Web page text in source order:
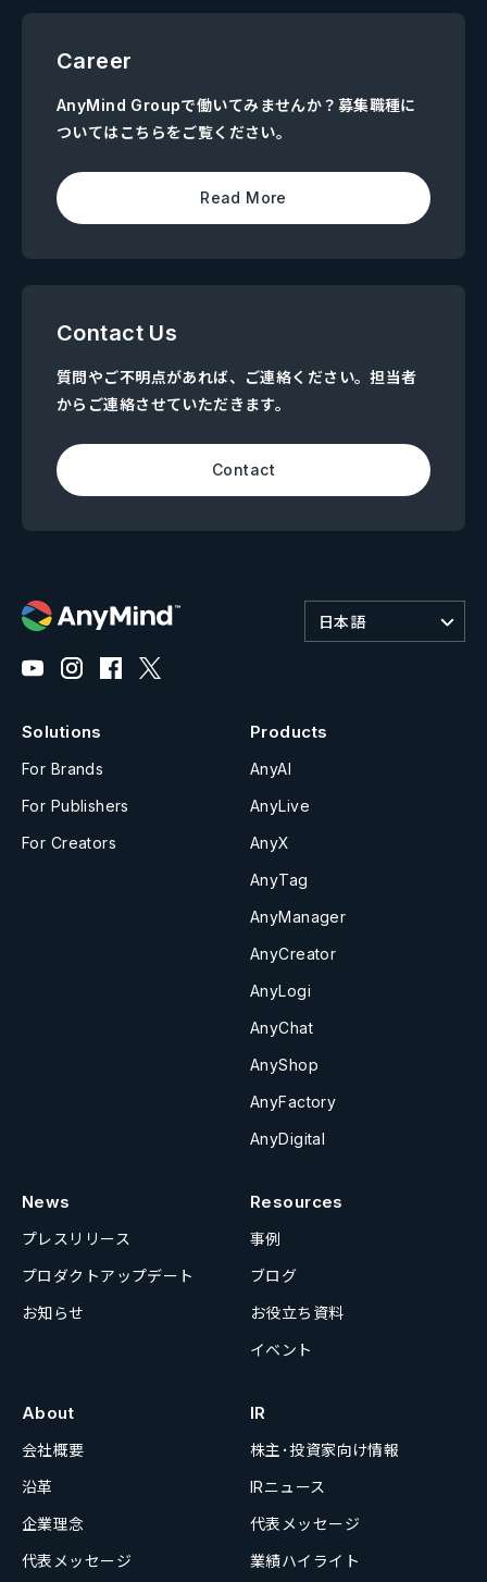
Career
AnyMind Groupで働いてみませんか？募集職種に
ついてはこちらをご覧ください。
Read More
Contact Us
質問やご不明点があれば、ご連絡ください。担当者
からご連絡させていただきます。
Contact
日本語
Solutions
For Brands
For Publishers
For Creators
Products
AnyAI
AnyLive
AnyX
AnyTag
AnyManager
AnyCreator
AnyLogi
AnyChat
AnyShop
AnyFactory
AnyDigital
News
プレスリリース
プロダクトアップデート
お知らせ
Resources
事例
ブログ
お役立ち資料
イベント
About
会社概要
沿革
企業理念
代表メッセージ
IR
株主･投資家向け情報
IRニュース
代表メッセージ
業績ハイライト